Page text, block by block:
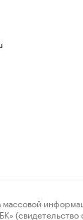
(свидетельство